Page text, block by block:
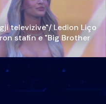
televizive"/ Ledion Liço
stafin e "Big Brother